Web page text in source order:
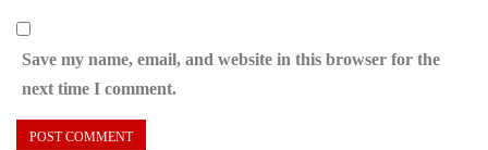
Save my name, email, and website in this browser for the
next time I comment.